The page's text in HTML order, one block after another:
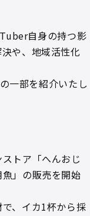
自身の持つ影
や、地域活性化
一部を紹介いたし
トア「へんおじ
」の販売を開始
、イカ1杯から採